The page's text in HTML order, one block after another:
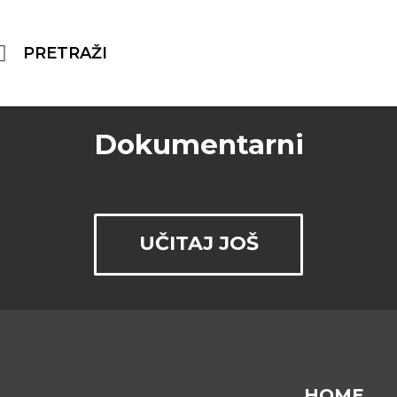
PRETRAŽI
Dokumentarni
UČITAJ JOŠ